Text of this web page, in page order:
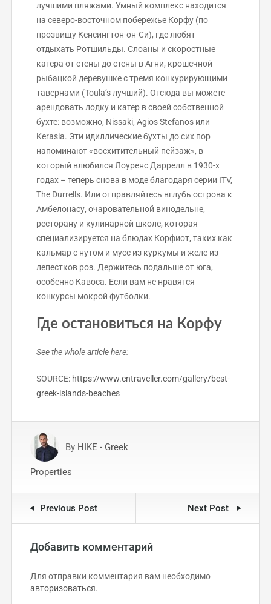
лучшими пляжами. Умный комплекс находится
на северо-восточном побережье Корфу (по
прозвищу Кенсингтон-он-Си), где любят
отдыхать Ротшильды. Слоаны и скоростные
катера от стены до стены в Агни, крошечной
рыбацкой деревушке с тремя конкурирующими
тавернами (Toula’s лучший). Отсюда вы можете
арендовать лодку и катер в своей собственной
бухте: возможно, Nissaki, Agios Stefanos или
Kerasia. Эти идиллические бухты до сих пор
напоминают «восхитительный пейзаж», в
который влюбился Лоуренс Даррелл в 1930-х
годах – теперь снова в моде благодаря серии ITV,
The Durrells. Или отправляйтесь вглубь острова к
Амбелонасу, очаровательной винодельне,
ресторану и кулинарной школе, которая
специализируется на блюдах Корфиот, таких как
кальмар с нутом и мусс из куркумы и желе из
лепестков роз. Держитесь подальше от юга,
особенно Кавоса. Если вам не нравятся
конкурсы мокрой футболки.
Где остановиться на Корфу
See the whole article here:
SOURCE: https://www.cntraveller.com/gallery/best-
greek-islands-beaches
By HIKE - Greek
Properties
Previous Post Next Post
Добавить комментарий
Для отправки комментария вам необходимо
авторизоваться.